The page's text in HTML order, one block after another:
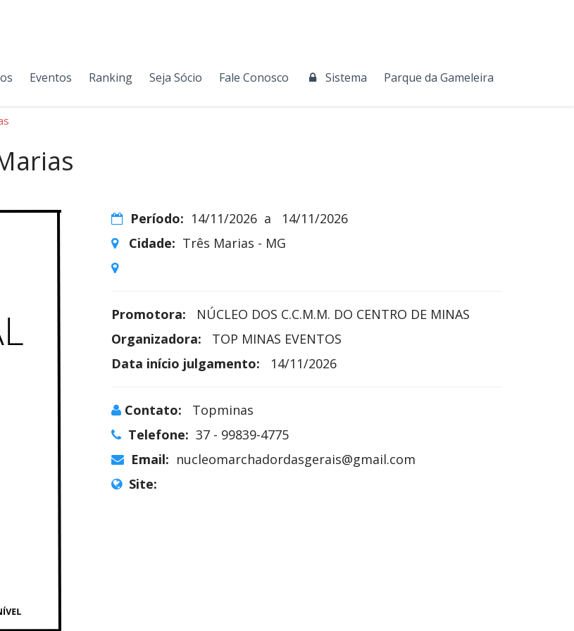
Eventos Ranking Seja Sócio Fale Conosco Sistema Parque da Gameleira
Período: 14/11/2026 a 14/11/2026
Cidade: Três Marias - MG
Promotora:
NÚCLEO DOS C.C.M.M. DO CENTRO DE MINAS
Organizadora:
TOP MINAS EVENTOS
Data início julgamento:
14/11/2026
Contato:
Topminas
Telefone: 37 - 99839-4775
Email: nucleomarchadordasgerais@gmail.com
Site: